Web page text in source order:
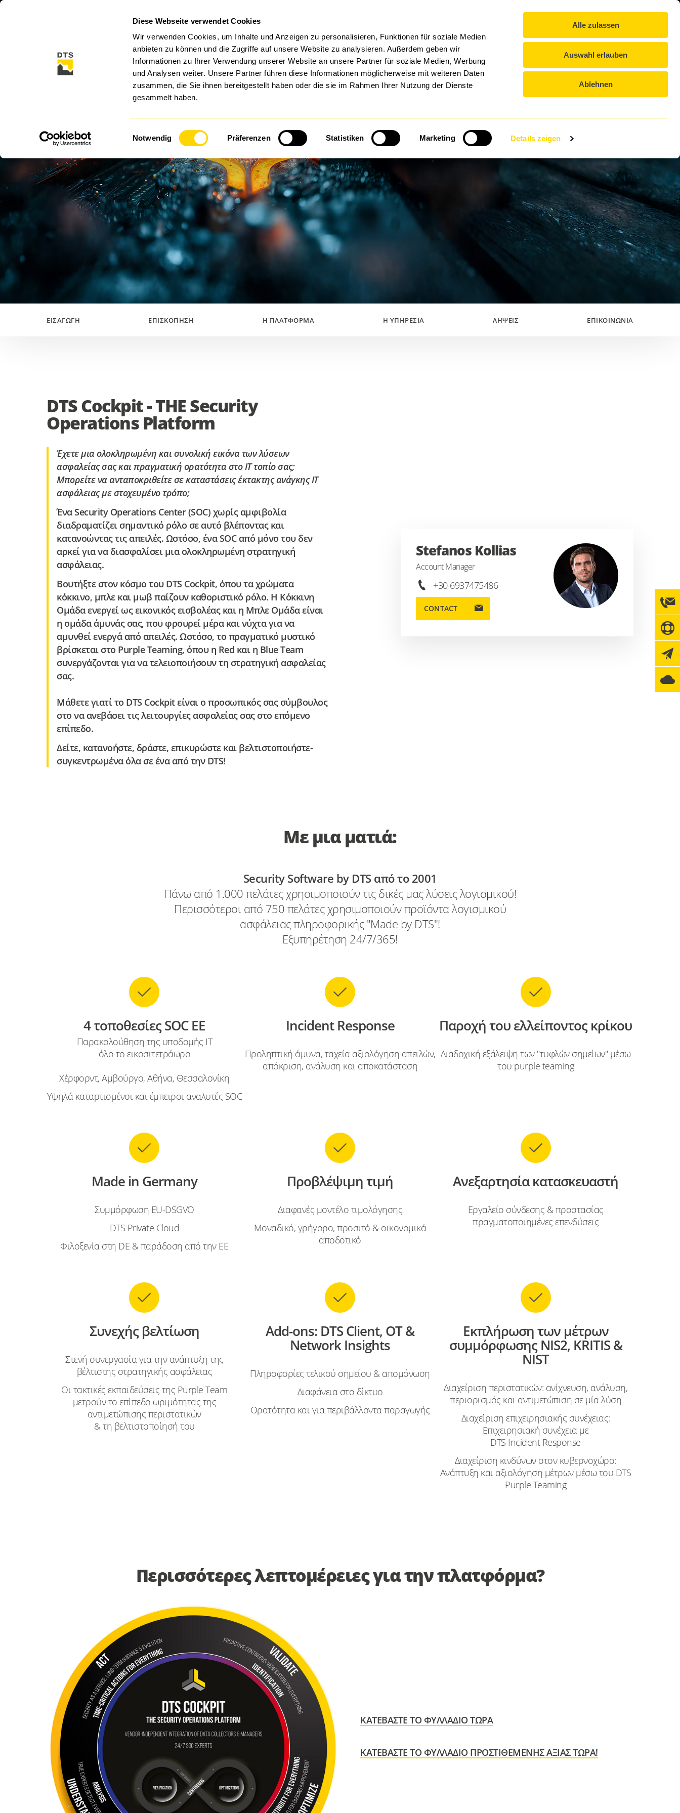
Diese Webseite verwendet Cookies
Wir verwenden Cookies, um Inhalte und Anzeigen zu personalisieren, Funktionen für soziale Medien
anbieten zu können und die Zugriffe auf unsere Website zu analysieren. Außerdem geben wir
Informationen zu Ihrer Verwendung unserer Website an unsere Partner für soziale Medien, Werbung
und Analysen weiter. Unsere Partner führen diese Informationen möglicherweise mit weiteren Daten
zusammen, die Sie ihnen bereitgestellt haben oder die sie im Rahmen Ihrer Nutzung der Dienste
gesammelt haben.
Einwilligungsauswahl
Notwendig Präferenzen Statistiken Marketing Details zeigen
Alle zulassen
Auswahl erlauben
Ablehnen
CYBER SECURITY SECURITY SOFTWARE BY DTS MANAGED SERVICES ΌΜΙΛΟΣ DTS ΕΚΔΗΛΏΣΕΙΣ ΚΑΡΙΈΡΑ
ΕΙΣΑΓΩΓΉ ΕΠΙΣΚΌΠΗΣΗ Η ΠΛΑΤΦΌΡΜΑ Η ΥΠΗΡΕΣΊΑ ΛΉΨΕΙΣ ΕΠΙΚΟΙΝΩΝΊΑ
DTS Cockpit - THE Security
Operations Platform
Έχετε μια ολοκληρωμένη και συνολική εικόνα των λύσεων
ασφαλείας σας και πραγματική ορατότητα στο IT τοπίο σας;
Μπορείτε να ανταποκριθείτε σε καταστάσεις έκτακτης ανάγκης IT
ασφάλειας με στοχευμένο τρόπο;
Ένα Security Operations Center (SOC) χωρίς αμφιβολία
διαδραματίζει σημαντικό ρόλο σε αυτό βλέποντας και
κατανοώντας τις απειλές. Ωστόσο, ένα SOC από μόνο του δεν
αρκεί για να διασφαλίσει μια ολοκληρωμένη στρατηγική
ασφάλειας.
Βουτήξτε στον κόσμο του DTS Cockpit, όπου τα χρώματα
κόκκινο, μπλε και μωβ παίζουν καθοριστικό ρόλο. Η Κόκκινη
Ομάδα ενεργεί ως εικονικός εισβολέας και η Μπλε Ομάδα είναι
η ομάδα άμυνάς σας, που φρουρεί μέρα και νύχτα για να
αμυνθεί ενεργά από απειλές. Ωστόσο, το πραγματικό μυστικό
βρίσκεται στο Purple Teaming, όπου η Red και η Blue Team
συνεργάζονται για να τελειοποιήσουν τη στρατηγική ασφαλείας
σας.
Μάθετε γιατί το DTS Cockpit είναι ο προσωπικός σας σύμβουλος
στο να ανεβάσει τις λειτουργίες ασφαλείας σας στο επόμενο
επίπεδο.
Δείτε, κατανοήστε, δράστε, επικυρώστε και βελτιστοποιήστε-
συγκεντρωμένα όλα σε ένα από την DTS!
Stefanos Kollias
Account Manager
+30 6937475486
CONTACT
Με μια ματιά:
Security Software by DTS από το 2001
Πάνω από 1.000 πελάτες χρησιμοποιούν τις δικές μας λύσεις λογισμικού!
Περισσότεροι από 750 πελάτες χρησιμοποιούν προϊόντα λογισμικού
ασφάλειας πληροφορικής "Made by DTS"!
Εξυπηρέτηση 24/7/365!
4 τοποθεσίες SOC ΕΕ
Παρακολούθηση της υποδομής IT
όλο το εικοσιτετράωρο
Χέρφορντ, Αμβούργο, Αθήνα, Θεσσαλονίκη
Υψηλά καταρτισμένοι και έμπειροι αναλυτές SOC
Incident Response
Προληπτική άμυνα, ταχεία αξιολόγηση απειλών,
απόκριση, ανάλυση και αποκατάσταση
Παροχή του ελλείποντος κρίκου
Διαδοχική εξάλειψη των "τυφλών σημείων" μέσω
του purple teaming
Made in Germany
Συμμόρφωση EU-DSGVO
DTS Private Cloud
Φιλοξενία στη DE & παράδοση από την ΕΕ
Προβλέψιμη τιμή
Διαφανές μοντέλο τιμολόγησης
Μοναδικό, γρήγορο, προσιτό & οικονομικά
αποδοτικό
Ανεξαρτησία κατασκευαστή
Εργαλείο σύνδεσης & προστασίας
πραγματοποιημένες επενδύσεις
Συνεχής βελτίωση
Στενή συνεργασία για την ανάπτυξη της
βέλτιστης στρατηγικής ασφάλειας
Οι τακτικές εκπαιδεύσεις της Purple Team
μετρούν το επίπεδο ωριμότητας της
αντιμετώπισης περιστατικών
& τη βελτιστοποίησή του
Add-ons: DTS Client, OT &
Network Insights
Πληροφορίες τελικού σημείου & απομόνωση
Διαφάνεια στο δίκτυο
Ορατότητα και για περιβάλλοντα παραγωγής
Εκπλήρωση των μέτρων
συμμόρφωσης NIS2, KRITIS &
NIST
Διαχείριση περιστατικών: ανίχνευση, ανάλυση,
περιορισμός και αντιμετώπιση σε μία λύση
Διαχείριση επιχειρησιακής συνέχειας:
Επιχειρησιακή συνέχεια με
DTS Incident Response
Διαχείριση κινδύνων στον κυβερνοχώρο:
Ανάπτυξη και αξιολόγηση μέτρων μέσω του DTS
Purple Teaming
Περισσότερες λεπτομέρειες για την πλατφόρμα?
ΚΑΤΕΒΆΣΤΕ ΤΟ ΦΥΛΛΆΔΙΟ ΤΏΡΑ
ΚΑΤΕΒΆΣΤΕ ΤΟ ΦΥΛΛΆΔΙΟ ΠΡΟΣΤΙΘΈΜΕΝΗΣ ΑΞΊΑΣ ΤΏΡΑ!